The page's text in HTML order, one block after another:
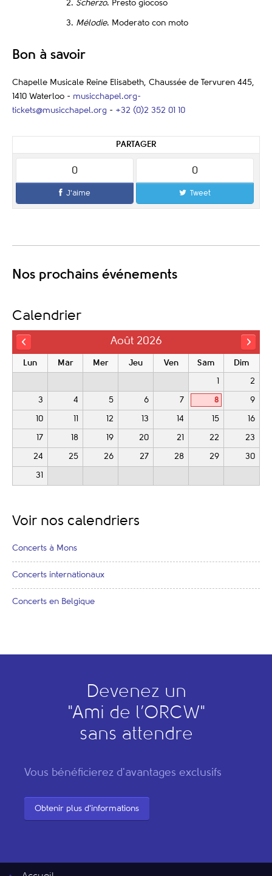
Scherzo. Presto giocoso
Mélodie. Moderato con moto
Bon à savoir
Chapelle Musicale Reine Elisabeth, Chaussée de Tervuren 445,
1410 Waterloo - musicchapel.org-
tickets@musicchapel.org - +32 (0)2 352 01 10
PARTAGER
0
J'aime
0
Tweet
Nos prochains événements
Calendrier
Août 2026
Lun Mar Mer Jeu Ven Sam Dim
1 2
3 4 5 6 7 8 9
10 11 12 13 14 15 16
17 18 19 20 21 22 23
24 25 26 27 28 29 30
31
Voir nos calendriers
Concerts à Mons
Concerts internationaux
Concerts en Belgique
Devenez un
"Ami de l’ORCW"
sans attendre
Vous bénéficierez d'avantages exclusifs
Obtenir plus d'informations